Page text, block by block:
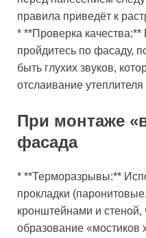
правила приведёт к
* **Проверка
пройдитесь по фасаду,
быть глухих звуков,
отслаивание
При монтаже
фасада
* **Терморазрывы:**
прокладки
кронштейнами и стеной,
образование «мостиков